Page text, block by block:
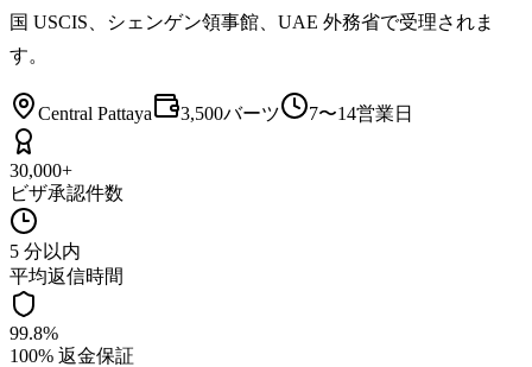
国 USCIS、シェンゲン領事館、UAE 外務省で受理されま
す。
Central Pattaya 3,500バーツ 7〜14営業日
30,000+
ビザ承認件数
5 分以内
平均返信時間
99.8%
100% 返金保証